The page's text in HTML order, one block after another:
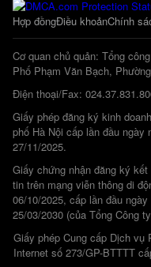
Hợp đồngĐiều khoảnChính
Cơ quan chủ quản: Tổng
Phố Phạm Văn Bạch,
Điện thoại/Fax:
Giấy phép đăng ký kinh
phố Hà Nội cấp lần đầu
27/11/2025.
Giấy chứng nhận đăng ký
tin trên mạng viễn thông di
06/10/2025, cấp lần đầu
25/03/2030 (của Tổng Công
Giấy phép Cung cấp Dịch vụ
Internet số 273/GP-BTTTT